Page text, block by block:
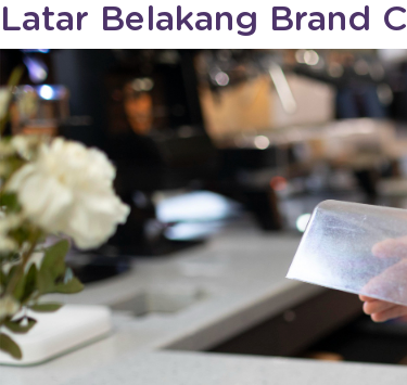
Latar Belakang Brand C